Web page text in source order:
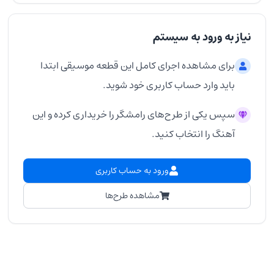
نیاز به ورود به سیستم
برای مشاهده اجرای کامل این قطعه موسیقی ابتدا
باید وارد حساب کاربری خود شوید.
سپس یکی از طرح‌های رامشگر را خریداری کرده و این
آهنگ را انتخاب کنید.
ورود به حساب کاربری
مشاهده طرح‌ها